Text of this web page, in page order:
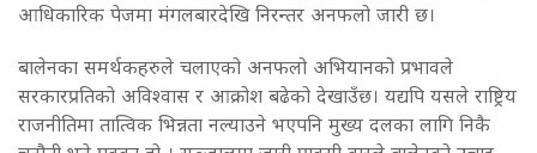
आधिकारिक पेजमा मंगलबारदेखि निरन्तर अनफलो जारी छ।
बालेनका समर्थकहरुले चलाएको अनफलो अभियानको प्रभावले
सरकारप्रतिको अविश्वास र आक्रोश बढेको देखाउँछ। यद्यपि यसले राष्ट्रिय
राजनीतिमा तात्विक भिन्नता नल्याउने भएपनि मुख्य दलका लागि निकै